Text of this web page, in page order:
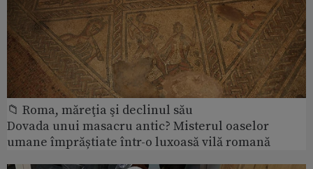
📁 Roma, măreţia şi declinul său
Dovada unui masacru antic? Misterul oaselor
umane împrăștiate într-o luxoasă vilă romană